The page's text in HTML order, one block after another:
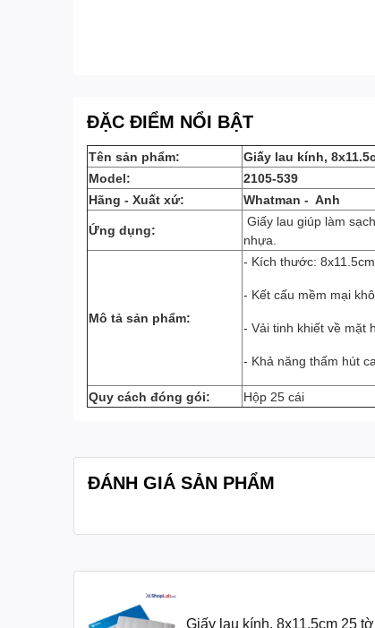
ĐẶC ĐIỂM NỔI BẬT
Tên sản phẩm:
Giấy lau kính,
Model:
2105-539
Hãng - Xuất xứ:
Whatman - Anh
Ứng dụng:
Giấy lau giúp làm
nhựa.
Mô tả sản phẩm:
- Kích thước: 8x11.5cm
- Kết cấu mềm mại
- Vải tinh khiết về mặt
- Khả năng thấm hút
Quy cách đóng gói: Hộp 25 cái
ĐÁNH GIÁ SẢN PHẨM
Giấy lau kính, 8x11.5cm 25